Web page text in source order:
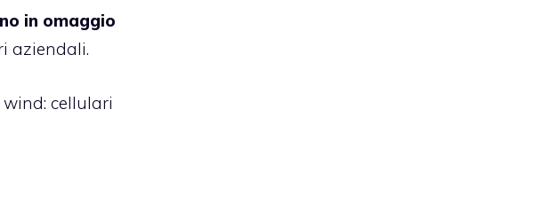
in omaggio
aziendali.
cellulari